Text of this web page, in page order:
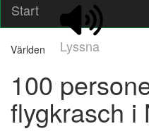
Start
Lyssna
Världen
100
flygkrasch i